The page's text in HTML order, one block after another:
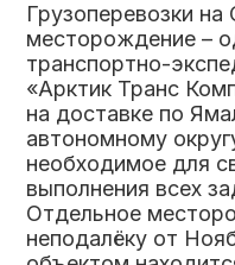
Грузоперевозки
месторождение –
транспортно-
«Арктик Транс
на доставке по
автономному
необходимое для
выполнения всех
Отдельное
неподалёку от